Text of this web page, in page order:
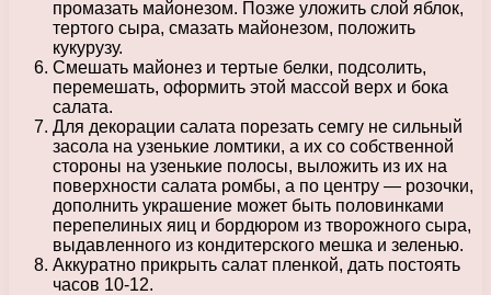
промазать майонезом. Позже уложить слой яблок,
тертого сыра, смазать майонезом, положить
кукурузу.
Смешать майонез и тертые белки, подсолить,
перемешать, оформить этой массой верх и бока
салата.
Для декорации салата порезать семгу не сильный
засола на узенькие ломтики, а их со собственной
стороны на узенькие полосы, выложить из их на
поверхности салата ромбы, а по центру — розочки,
дополнить украшение может быть половинками
перепелиных яиц и бордюром из творожного сыра,
выдавленного из кондитерского мешка и зеленью.
Аккуратно прикрыть салат пленкой, дать постоять
часов 10-12.